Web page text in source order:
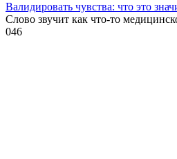
Валидировать чувства: что это
Слово звучит как что-то
046